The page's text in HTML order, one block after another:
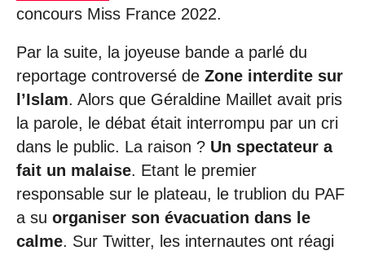
concours Miss France 2022.
Par la suite, la joyeuse bande a parlé du
reportage controversé de Zone interdite sur
l’Islam. Alors que Géraldine Maillet avait pris
la parole, le débat était interrompu par un cri
dans le public. La raison ? Un spectateur a
fait un malaise. Etant le premier
responsable sur le plateau, le trublion du PAF
a su organiser son évacuation dans le
calme. Sur Twitter, les internautes ont réagi